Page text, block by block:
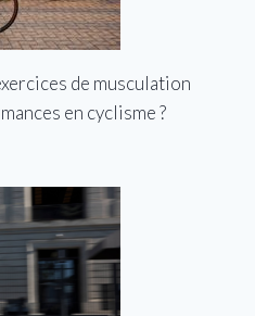
de musculation
en cyclisme ?